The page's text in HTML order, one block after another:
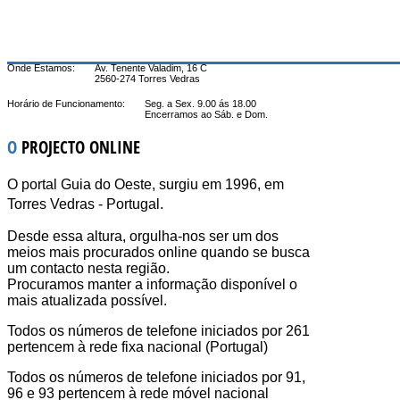
Onde Estamos:
Av. Tenente Valadim, 16 C
2560-274 Torres Vedras
Horário de Funcionamento:
Seg. a Sex. 9.00 ás 18.00
Encerramos ao Sáb. e Dom.
O PROJECTO ONLINE
O portal Guia do Oeste, surgiu em 1996, em
Torres Vedras - Portugal.
Desde essa altura, orgulha-nos ser um dos
meios mais procurados online quando se busca
um contacto nesta região.
Procuramos manter a informação disponível o
mais atualizada possível.
Todos os números de telefone iniciados por 261
pertencem à rede fixa nacional (Portugal)
Todos os números de telefone iniciados por 91,
96 e 93 pertencem à rede móvel nacional